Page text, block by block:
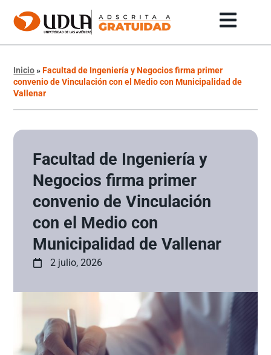
Inicio»Facultad de Ingeniería y Negocios firma primer
convenio de Vinculación con el Medio con Municipalidad de
Vallenar
Facultad de Ingeniería y
Negocios firma primer
convenio de Vinculación
con el Medio con
Municipalidad de Vallenar
2 julio, 2026